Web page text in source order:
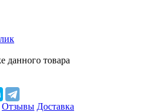
данного товара
Отзывы Доставка